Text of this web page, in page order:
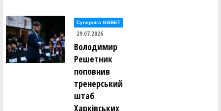
Анастасія Піщук (РІВНЕНЩИНА-ОСДЮСШОР (Рівне))
Вікторія Полтавець (СДЮСШОР-5-ДВУФК
(Дніпропетровськ))
Анастасія Прохорчук (СДЮСШОР-5-ДВУФК
(Дніпропетровськ))
Суперліга GGBET
29.07.2026
Володимир
Решетник
поповнив
тренерський
штаб
Харківських